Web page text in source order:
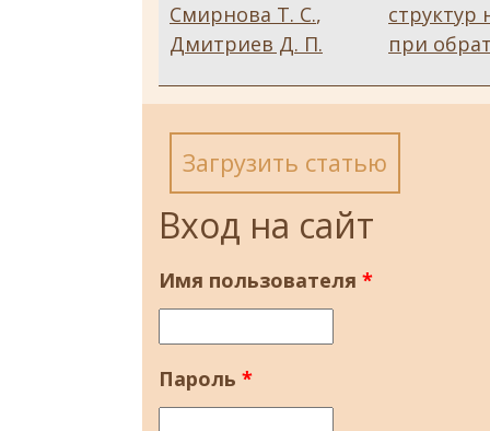
Смирнова Т. С.,
Дмитриев Д. П.
структур
при
Загрузить статью
Вход на сайт
Имя пользователя *
Пароль *